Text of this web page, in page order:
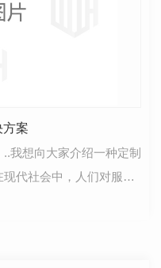
方案
我想向大家介绍一种定制
代社会中，人们对服装
为了满足不同人…